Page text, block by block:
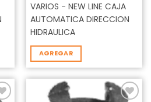
VARIOS - NEW LINE CAJA
AUTOMATICA DIRECCION
HIDRAULICA
AGREGAR